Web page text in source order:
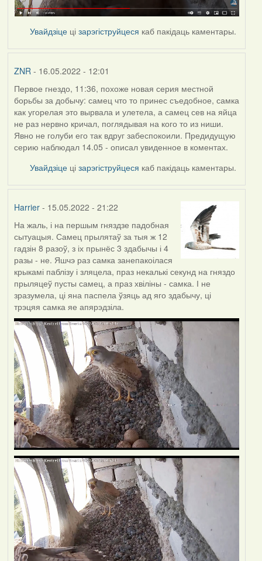
Увайдзіце цізарэгіструйцеся каб пакідаць каментары.
ZNR - 16.05.2022 - 12:01
Первое гнездо, 11:36, похоже новая серия местной
борьбы за добычу: самец что то принес съедобное, самка
как угорелая это вырвала и улетела, а самец сев на яйца
не раз нервно кричал, поглядывая на кого то из ниши.
Явно не голуби его так вдруг забеспокоили. Предидущую
серию наблюдал 14.05 - описал увиденное в коментах.
Увайдзіце цізарэгіструйцеся каб пакідаць каментары.
Harrier- 15.05.2022 - 21:22
На жаль, і на першым гняздзе падобная
сытуацыя. Самец прылятаў за тыя ж 12
гадзін 8 разоў, з іх прынёс 3 здабычы і 4
разы - не. Яшчэ раз самка занепакоілася
крыкамі паблізу і зляцела, праз некалькі секунд на гняздо
прыляцеў пусты самец, а праз хвіліны - самка. І не
зразумела, ці яна паспела ўзяць ад яго здабычу, ці
трэцяя самка яе апярэдзіла.